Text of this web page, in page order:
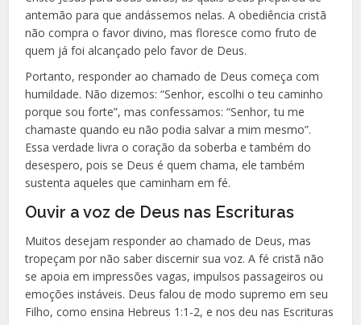
antemão para que andássemos nelas. A obediência cristã
não compra o favor divino, mas floresce como fruto de
quem já foi alcançado pelo favor de Deus.
Portanto, responder ao chamado de Deus começa com
humildade. Não dizemos: “Senhor, escolhi o teu caminho
porque sou forte”, mas confessamos: “Senhor, tu me
chamaste quando eu não podia salvar a mim mesmo”.
Essa verdade livra o coração da soberba e também do
desespero, pois se Deus é quem chama, ele também
sustenta aqueles que caminham em fé.
Ouvir a voz de Deus nas Escrituras
Muitos desejam responder ao chamado de Deus, mas
tropeçam por não saber discernir sua voz. A fé cristã não
se apoia em impressões vagas, impulsos passageiros ou
emoções instáveis. Deus falou de modo supremo em seu
Filho, como ensina Hebreus 1:1-2, e nos deu nas Escrituras